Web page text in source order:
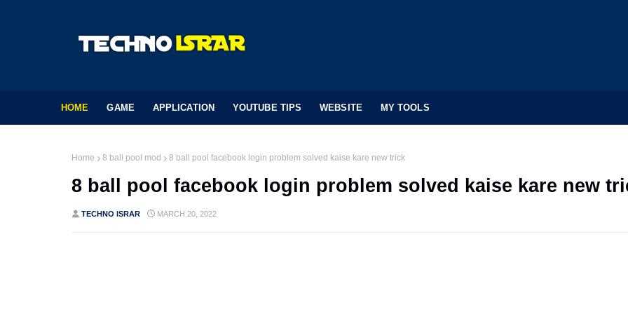
HOME GAME APPLICATION YOUTUBE TIPS WEBSITE MY TOOLS
Home 8 ball pool mod 8 ball pool facebook login problem solved kaise kare new trick
8 ball pool facebook login problem solved kaise kare new
TECHNO ISRAR MARCH 20, 2022